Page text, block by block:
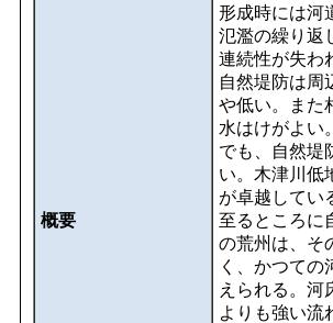
概要
形成時には河
氾濫の繰り返
連続性が失わ
自然堤防は周
や低い。また
水はけがよい
でも、自然堤
い。木津川低
が卓越してい
至るところに
の荒州は、そ
く、かつての
えられる。河
よりも強い流